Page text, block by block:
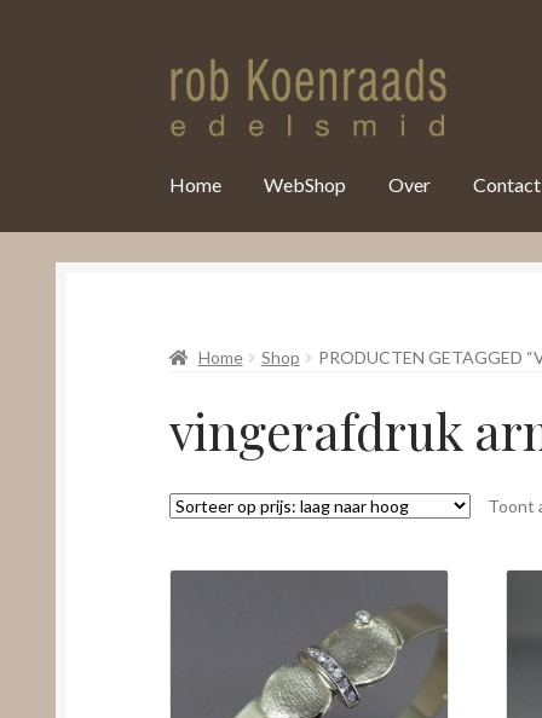
Home WebShop Over Contact
Home Shop PRODUCTEN GETAGGED
vingerafdruk
Toont